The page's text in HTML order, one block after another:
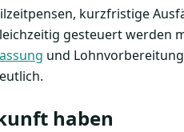
kurzfristige
gesteuert werden
und
haben